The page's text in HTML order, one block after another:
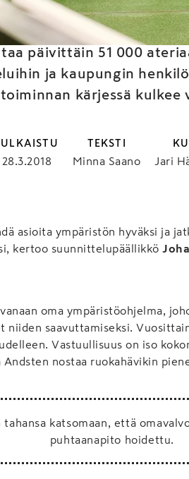
päivittäin 51 000
ja kaupungin
kärjessä kulkee
28.3.2018
TEKSTI
Minna Saano Jari
asioita ympäristön hyväksi ja
kertoo suunnittelupäällikkö
oma ympäristöohjelma,
saavuttamiseksi.
Vastuullisuus on iso
nostaa ruokahävikin
katsomaan, että
puhtaanapito hoidettu.